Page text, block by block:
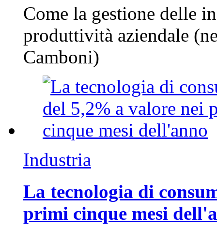
Come la gestione delle
produttività aziendale
Camboni)
Industria
La tecnologia di
primi cinque mesi